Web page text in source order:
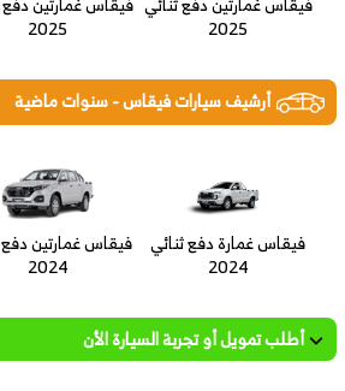
2025
2025
أرشيف سيارات فيقاس - سنوات ماضية
فيقاس غمارة دفع ثنائي
2024
فيقاس غمارتين دفع
2024
أطلب تمويل أو تجربة السيارة الأن